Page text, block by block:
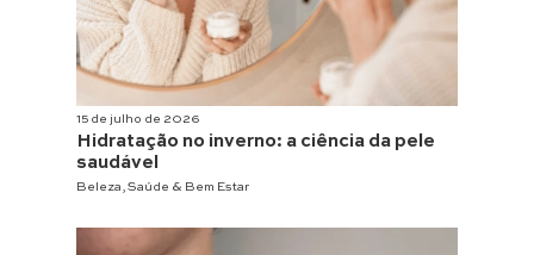
15 de julho de 2026
Hidratação no inverno: a ciência da pele
saudável
Beleza , Saúde & Bem Estar